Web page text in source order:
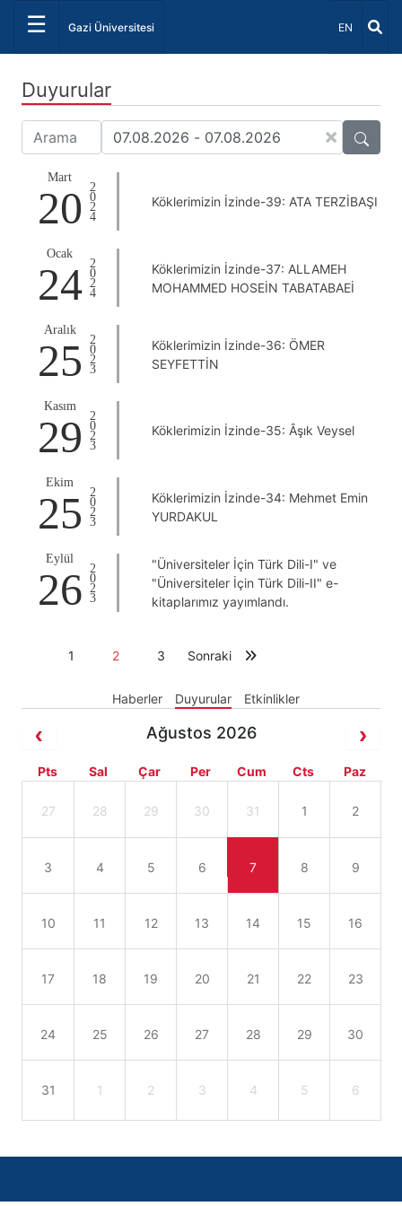
☰ Gazi Üniversitesi Dil Seçiniz
EN
Duyurular
×
Mart
20 2024 Köklerimizin İzinde-39: ATA TERZİBAŞI
Ocak
242024
Köklerimizin İzinde-37: ALLAMEH
MOHAMMED HOSEİN TABATABAEİ
Aralık
25 2023
Köklerimizin İzinde-36: ÖMER
SEYFETTİN
Kasım
29 2023 Köklerimizin İzinde-35: Âşık Veysel
Ekim
25 2023
Köklerimizin İzinde-34: Mehmet Emin
YURDAKUL
Eylül
26 2023
"Üniversiteler İçin Türk Dili-I" ve
"Üniversiteler İçin Türk Dili-II" e-
kitaplarımız yayımlandı.
1 2 3 Sonraki
Haberler Duyurular Etkinlikler
Ağustos 2026
Pts Sal Çar Per Cum Cts Paz
27 28 29 30 31 1 2
3 4 5 6 7 8 9
10 11 12 13 14 15 16
17 18 19 20 21 22 23
24 25 26 27 28 29 30
31 1 2 3 4 5 6